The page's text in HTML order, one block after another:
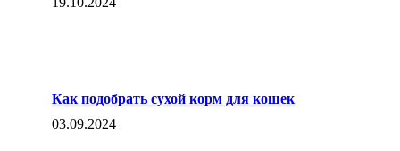
Как подобрать сухой корм для кошек
03.09.2024